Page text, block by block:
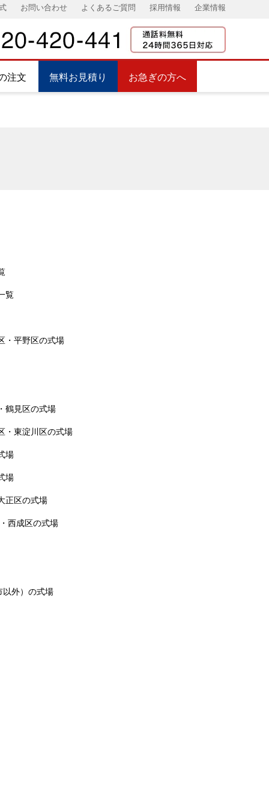
お問い合わせ よくあるご質問 採用情報 企業情報
注文 無料お見積り お急ぎの方へ
覧
・平野区の式場
鶴見区の式場
・東淀川区の式場
場
場
正区の式場
西成区の式場
以外）の式場